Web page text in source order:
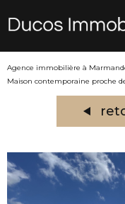
Agence immobilière à
Maison contemporaine proche